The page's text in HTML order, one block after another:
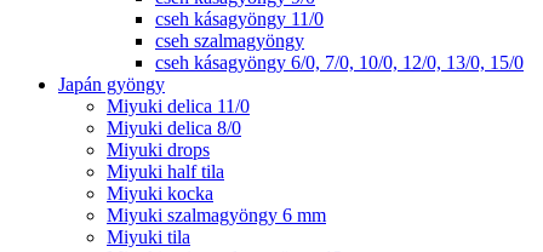
cseh kásagyöngy 11/0
cseh szalmagyöngy
cseh kásagyöngy 6/0, 7/0, 10/0, 12/0, 13/0, 15/0
Japán gyöngy
Miyuki delica 11/0
Miyuki delica 8/0
Miyuki drops
Miyuki half tila
Miyuki kocka
Miyuki szalmagyöngy 6 mm
Miyuki tila